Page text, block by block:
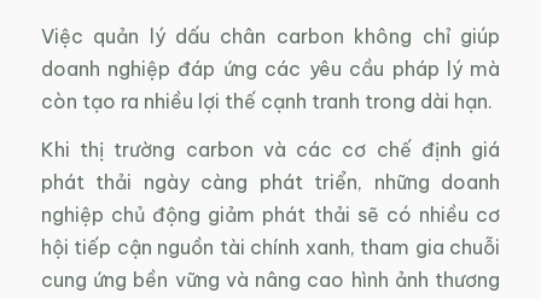
Việc quản lý dấu chân carbon không chỉ giúp
doanh nghiệp đáp ứng các yêu cầu pháp lý mà
còn tạo ra nhiều lợi thế cạnh tranh trong dài hạn.
Khi thị trường carbon và các cơ chế định giá
phát thải ngày càng phát triển, những doanh
nghiệp chủ động giảm phát thải sẽ có nhiều cơ
hội tiếp cận nguồn tài chính xanh, tham gia chuỗi
cung ứng bền vững và nâng cao hình ảnh thương